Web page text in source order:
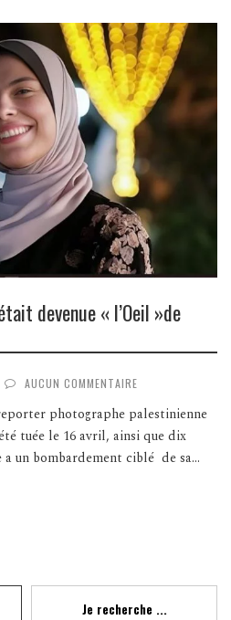
devenue « l’Oeil »de
AUCUN COMMENTAIRE
photographe palestinienne
tuée le 16 avril, ainsi que dix
un bombardement ciblé de sa...
Je recherche ...